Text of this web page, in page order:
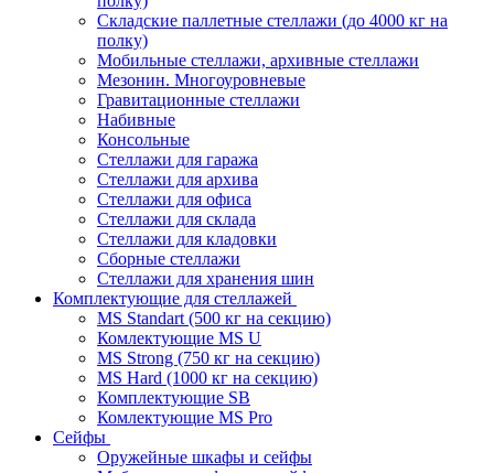
Складские паллетные стеллажи (до 4000 кг на
полку)
Мобильные стеллажи, архивные стеллажи
Мезонин. Многоуровневые
Гравитационные стеллажи
Набивные
Консольные
Стеллажи для гаража
Стеллажи для архива
Стеллажи для офиса
Стеллажи для склада
Стеллажи для кладовки
Сборные стеллажи
Стеллажи для хранения шин
Комплектующие для стеллажей
MS Standart (500 кг на секцию)
Комлектующие MS U
MS Strong (750 кг на секцию)
MS Hard (1000 кг на секцию)
Комплектующие SB
Комлектующие MS Pro
Сейфы
Оружейные шкафы и сейфы